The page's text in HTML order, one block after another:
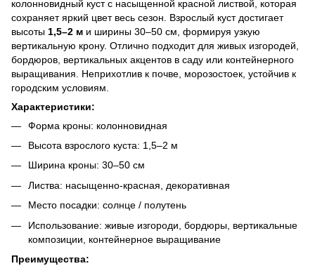
колонновидный куст с насыщенной красной листвой, которая
сохраняет яркий цвет весь сезон. Взрослый куст достигает
высоты 1,5–2 м и ширины 30–50 см, формируя узкую
вертикальную крону. Отлично подходит для живых изгородей,
бордюров, вертикальных акцентов в саду или контейнерного
выращивания. Неприхотлив к почве, морозостоек, устойчив к
городским условиям.
Характеристики:
Форма кроны: колонновидная
Высота взрослого куста: 1,5–2 м
Ширина кроны: 30–50 см
Листва: насыщенно-красная, декоративная
Место посадки: солнце / полутень
Использование: живые изгороди, бордюры, вертикальные
композиции, контейнерное выращивание
Преимущества: